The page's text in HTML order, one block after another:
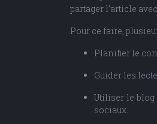
partager l’article
Pour ce faire,
Planifier le
Guider les
Utiliser le
sociaux.